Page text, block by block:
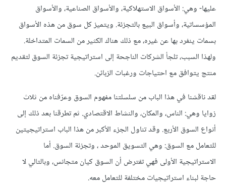
عليها- وهي: الأسواق الاستهلاكية، والأسواق الصناعية، والأسواق
المؤسساتية، وأسواق البيع بالتجزئة. ويتميز كل سوق من هذه الأسواق
بسمات ينفرد بها عن غيره، مع ذلك هناك الكثير من السمات المتداخلة.
ولهذا السبب، تلجأ الشركات الناجحة إلى استراتيجية تجزئة السوق لتقديم
منتج يتوافق مع احتياجات ورغبات الزبائن.
لقد ناقشنا في هذا الباب من سلسلتنا مفهوم السوق وعرّفناه من ثلاث
زوايا وهي: الناس، والمكان، والنشاط الاقتصادي. ثم تطرقنا بعد ذلك إلى
أنواع السوق الأربع. وقد تناول الجزء الأكبر من هذا الباب استراتيجيتين
للتعامل مع السوق: وهي التسويق الموحد ، وتجزئة السوق. أما
الاستراتيجية الأولى فهي تفترض أن السوق كيان متجانس، وبالتالي لا
حاجة لبناء استراتيجيات مختلفة للتعامل معه.